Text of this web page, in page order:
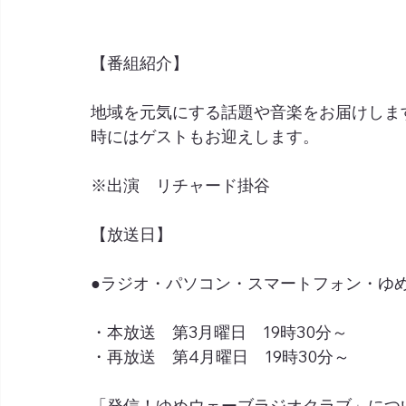
【番組紹介】
地域を元気にする話題や音楽をお届けしま
時にはゲストもお迎えします。
※出演　リチャード掛谷
【放送日】
●ラジオ・パソコン・スマートフォン・ゆ
・本放送　第3月曜日　19時30分～
・再放送　第4月曜日　19時30分～